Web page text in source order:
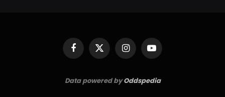
Facebook
X
(Twitter)
InstagramYouTube
Data powered byOddspedia